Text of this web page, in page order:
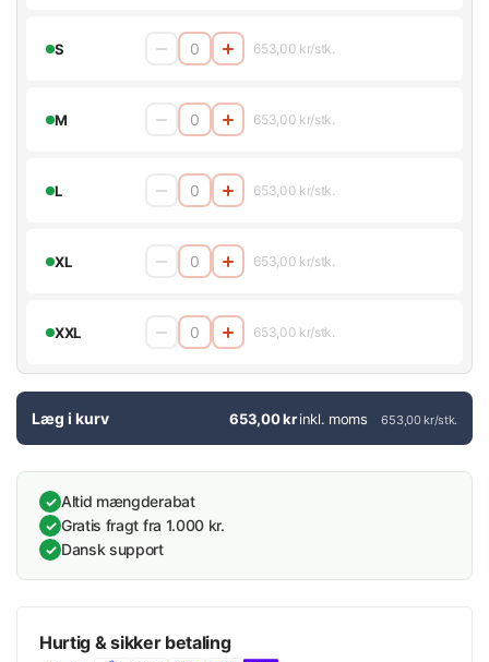
S 653,00 kr/stk.
M 653,00 kr/stk.
L 653,00 kr/stk.
XL 653,00 kr/stk.
XXL 653,00 kr/stk.
Læg i kurv 653,00 kr inkl. moms 653,00 kr/stk.
✓ Altid mængderabat
✓ Gratis fragt fra 1.000 kr.
✓ Dansk support
Hurtig & sikker betaling